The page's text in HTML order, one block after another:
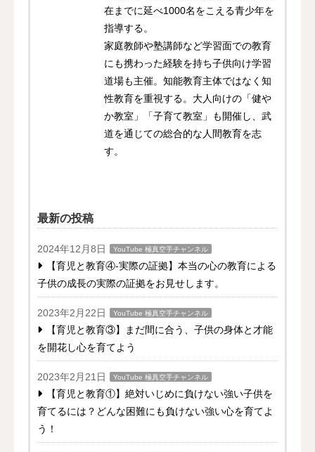
在までに延べ1000名をこえる青少年を
指導する。
家庭教師や塾講師など学習面での教育
にも携わった経験を持ち子供向け学習
道場も主催。知能教育主体ではなく知
性教育を重視する。大人向けの「健や
か教室」「子育て教室」も開催し、武
道を通じての総合的な人間教育を志
す。
最新の投稿
2024年12月8日 YouTube 極真空手チャンネル
【育児と教育④-実際の証拠】本当の心の教育による
子供の成長の実際の証拠をお見せします。
2023年2月22日 YouTube 極真空手チャンネル
【育児と教育③】まだ間に合う、子供の身体と才能
を開花し心を育てよう
2023年2月21日 YouTube 極真空手チャンネル
【育児と教育①】絶対いじめに負けない強い子供を
育てるには？どんな困難にも負けない強い心を育てよ
う！